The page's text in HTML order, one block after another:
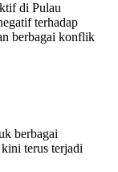
di Pulau
terhadap
berbagai konflik
berbagai
terus terjadi